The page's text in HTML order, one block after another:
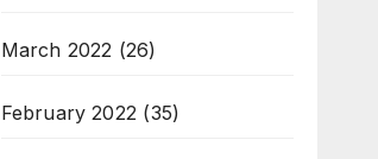
March 2022 (26)
February 2022 (35)